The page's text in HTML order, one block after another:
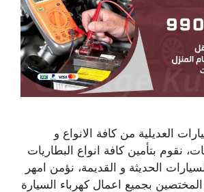
العديلية من كافة الانواع و
نقوم بتأمين كافة انواع البطاريات
الحديثة و القديمة، نؤمن امهر
المختصين بجميع اعمال كهرباء السيارة